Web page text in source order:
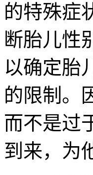
的特殊症
断胎儿性
以确定胎
的限制。
而不是过
到来，为